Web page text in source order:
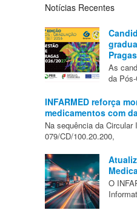
Notícias Recentes
As
da
INFARMED reforça
medicamentos com
Na sequência da Circular
079/CD/100.20.200,
O